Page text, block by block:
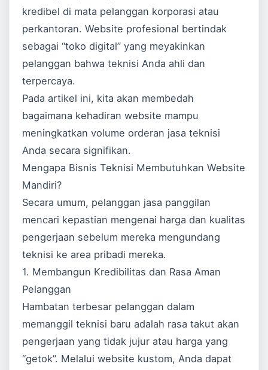
kredibel di mata pelanggan korporasi atau
perkantoran. Website profesional bertindak
sebagai “toko digital” yang meyakinkan
pelanggan bahwa teknisi Anda ahli dan
terpercaya.
Pada artikel ini, kita akan membedah
bagaimana kehadiran website mampu
meningkatkan volume orderan jasa teknisi
Anda secara signifikan.
Mengapa Bisnis Teknisi Membutuhkan Website
Mandiri?
Secara umum, pelanggan jasa panggilan
mencari kepastian mengenai harga dan kualitas
pengerjaan sebelum mereka mengundang
teknisi ke area pribadi mereka.
1. Membangun Kredibilitas dan Rasa Aman
Pelanggan
Hambatan terbesar pelanggan dalam
memanggil teknisi baru adalah rasa takut akan
pengerjaan yang tidak jujur atau harga yang
“getok”. Melalui website kustom, Anda dapat